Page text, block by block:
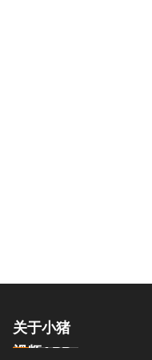
关于小猪
视频APP